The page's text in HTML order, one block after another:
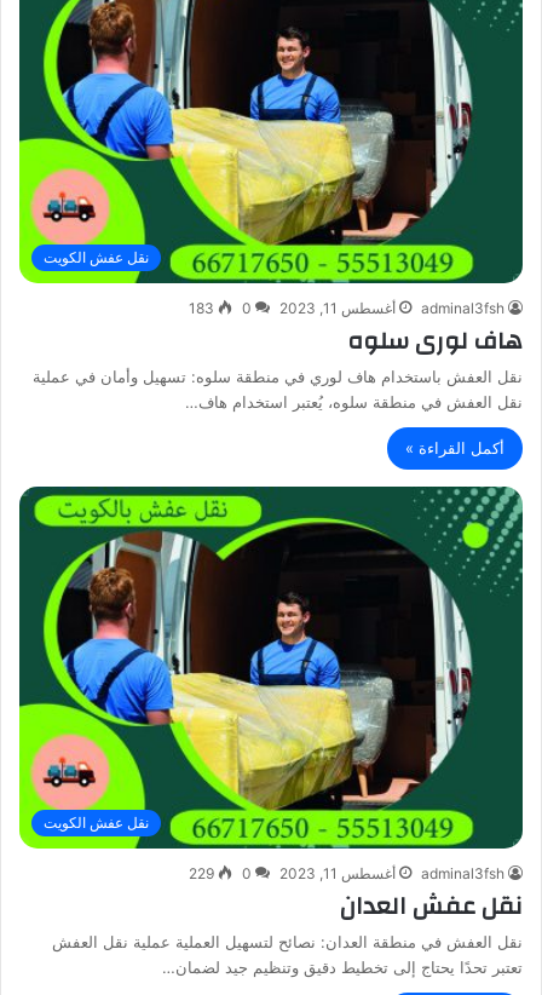
نقل عفش الكويت
adminal3fsh أغسطس 11, 2023 0
183
هاف لورى سلوه
نقل العفش باستخدام هاف لوري في منطقة سلوه: تسهيل وأمان في عملية
نقل العفش في منطقة سلوه، يُعتبر استخدام هاف…
أكمل القراءة »
نقل عفش الكويت
adminal3fsh أغسطس 11, 2023 0
229
نقل عفش العدان
نقل العفش في منطقة العدان: نصائح لتسهيل العملية عملية نقل العفش
تعتبر تحدًا يحتاج إلى تخطيط دقيق وتنظيم جيد لضمان…